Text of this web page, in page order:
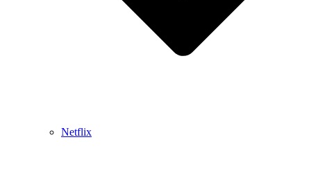
Netflix